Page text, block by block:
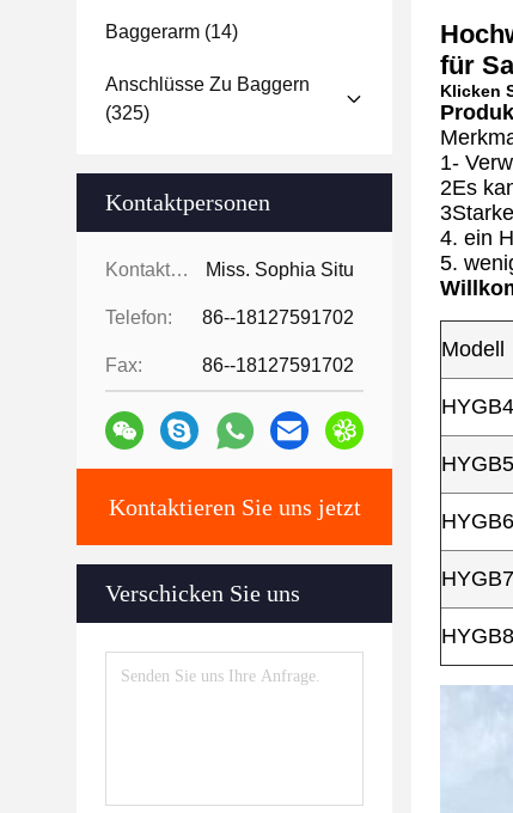
Baggerarm (14)
Anschlüsse Zu Baggern
(325)
Kontaktpersonen
Kontaktpersonen: Miss. Sophia Situ
Telefon: 86--18127591702
Fax: 86--18127591702
Kontaktieren Sie uns jetzt
Verschicken Sie uns
für
Klicken
1-
2Es
4. ein
5.
Modell